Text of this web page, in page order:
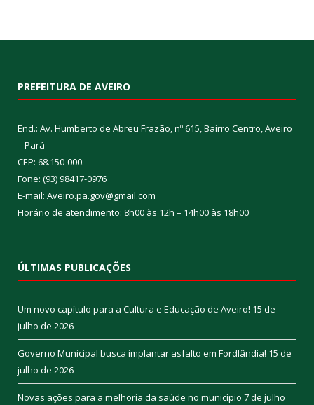
PREFEITURA DE AVEIRO
End.: Av. Humberto de Abreu Frazão, nº 615, Bairro Centro, Aveiro
– Pará
CEP: 68.150-000.
Fone: (93) 98417-0976
E-mail: Aveiro.pa.gov@gmail.com
Horário de atendimento: 8h00 às 12h – 14h00 às 18h00
ÚLTIMAS PUBLICAÇÕES
Um novo capítulo para a Cultura e Educação de Aveiro! 15 de
julho de 2026
Governo Municipal busca implantar asfalto em Fordlândia! 15 de
julho de 2026
Novas ações para a melhoria da saúde no município 7 de julho